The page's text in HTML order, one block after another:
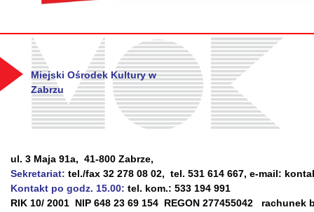
Miejski Ośrodek Kultury w
Zabrzu
ul. 3 Maja 91a, 41-800 Zabrze,
Sekretariat: tel./fax 32 278 08 02, tel. 531 614 667, e-mail:
Kontakt po godz. 15.00: tel. kom.: 533 194 991
RIK 10/ 2001 NIP 648 23 69 154 REGON 277455042 rachunek